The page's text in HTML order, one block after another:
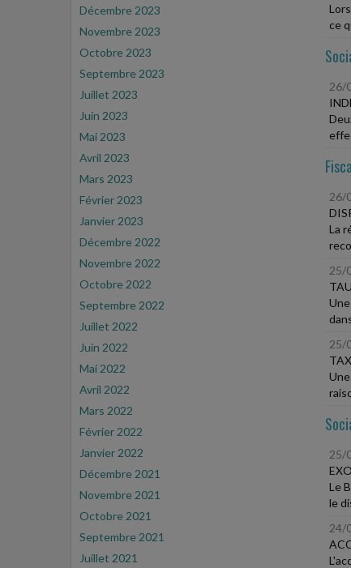
Décembre 2023
Novembre 2023
Octobre 2023
Septembre 2023
Juillet 2023
Juin 2023
Mai 2023
Avril 2023
Mars 2023
Février 2023
Janvier 2023
Décembre 2022
Novembre 2022
Octobre 2022
Septembre 2022
Juillet 2022
Juin 2022
Mai 2022
Avril 2022
Mars 2022
Février 2022
Janvier 2022
Décembre 2021
Novembre 2021
Octobre 2021
Septembre 2021
Juillet 2021
ce
26/
26/
La
25/
25/
25/
Le
le
24/